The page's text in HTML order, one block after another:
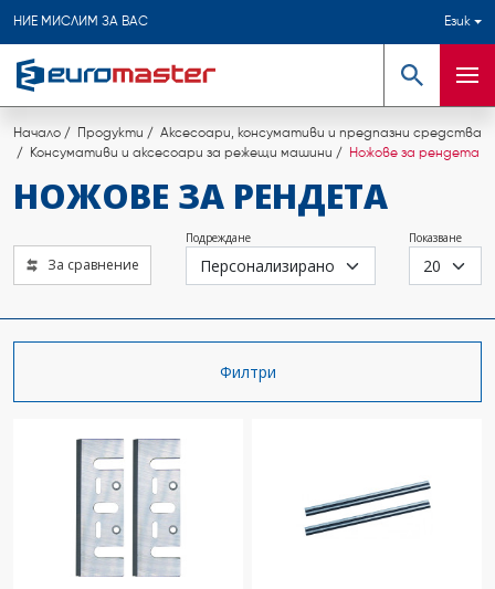
НИЕ МИСЛИМ ЗА ВАС Език
Търсене
Начало Продукти
Аксесоари, консумативи и предпазни средства
Консумативи и аксесоари за режещи машини
Ножове за рендета
НОЖОВЕ ЗА РЕНДЕТА
За сравнение
Подреждане Показване
Филтри